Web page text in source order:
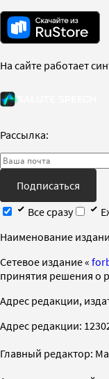
На сайте работает
Рассылка:
Подписаться
Все сразу
Наименование
Cетевое издание «
принятия решения о
Адрес редакции,
Адрес редакции:
Главный редактор: